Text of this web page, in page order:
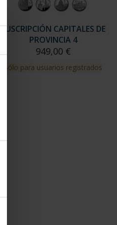
SUSCRIPCIÓN CAPITALES DE
PROVINCIA 4
949,00 €
Sólo para usuarios registrados